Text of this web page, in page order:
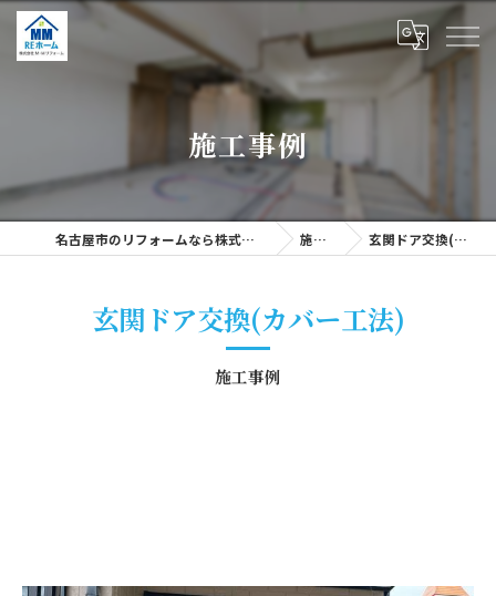
施工事例
名古屋市のリフォームなら株式会社M・Mリフォーム 施工事例 玄関ドア交換(カバー工法)
施工事例
玄関ドア交換(カバー工法)